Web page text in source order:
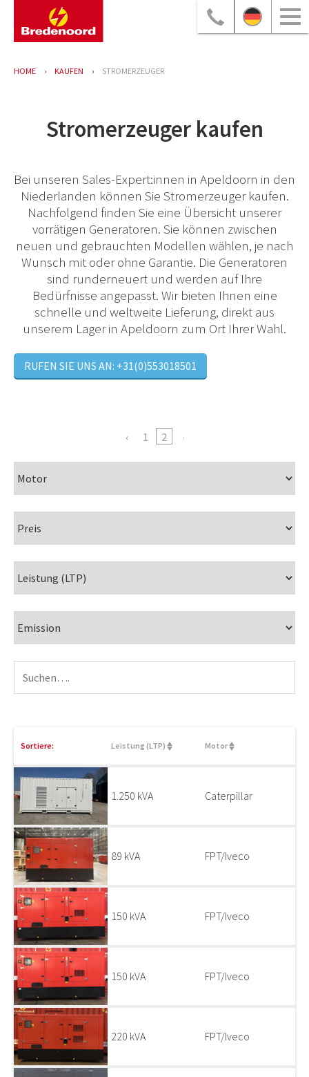
HOME KAUFEN STROMERZEUGER
Stromerzeuger kaufen
Bei unseren Sales-Expert:innen in Apeldoorn in den
Niederlanden können Sie Stromerzeuger kaufen.
Nachfolgend finden Sie eine Übersicht unserer
vorrätigen Generatoren. Sie können zwischen
neuen und gebrauchten Modellen wählen, je nach
Wunsch mit oder ohne Garantie. Die Generatoren
sind runderneuert und werden auf Ihre
Bedürfnisse angepasst. Wir bieten Ihnen eine
schnelle und weltweite Lieferung, direkt aus
unserem Lager in Apeldoorn zum Ort Ihrer Wahl.
RUFEN SIE UNS AN: +31(0)553018501
1 2
Sortiere: Leistung (LTP) Motor
1.250 kVA Caterpillar
89 kVA FPT/Iveco
150 kVA FPT/Iveco
150 kVA FPT/Iveco
220 kVA FPT/Iveco